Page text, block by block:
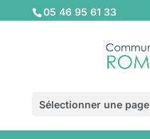
05 46 95 61 33
Sélectionner une page